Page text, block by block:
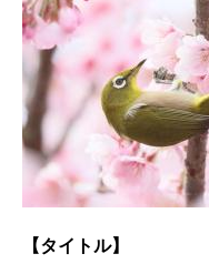
【タイトル】